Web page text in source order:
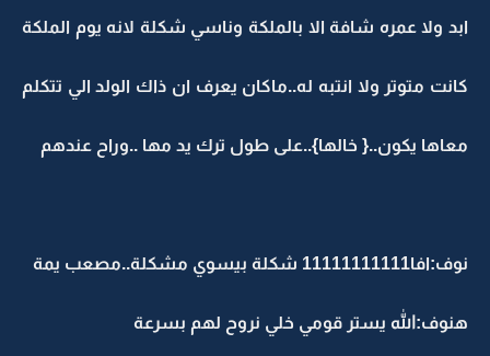
ابد ولا عمره شافة الا بالملكة وناسي شكلة لانه يوم الملكة
كانت متوتر ولا انتبه له..ماكان يعرف ان ذاك الولد الي تتكلم
معاها يكون..{ خالها}..على طول ترك يد مها ..وراح عندهم
نوف:افا11111111111 شكلة بيسوي مشكلة..مصعب يمة
هنوف:الله يستر قومي خلي نروح لهم بسرعة